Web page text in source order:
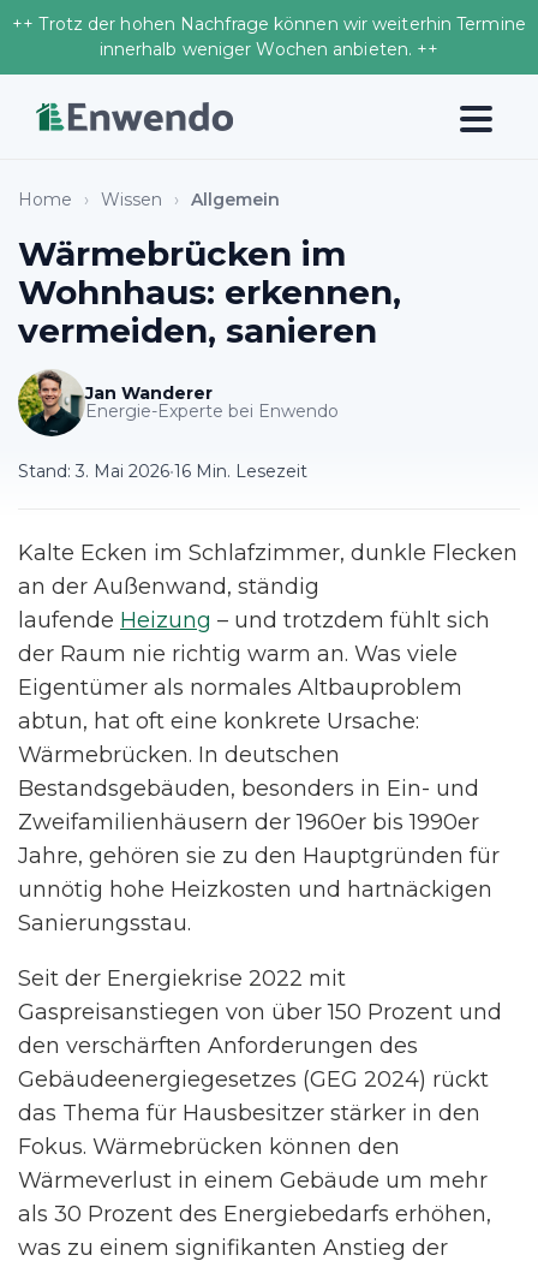
++ Trotz der hohen Nachfrage können wir weiterhin Termine
innerhalb weniger Wochen anbieten. ++
Home › Wissen › Allgemein
Wärmebrücken im
Wohnhaus: erkennen,
vermeiden, sanieren
Jan Wanderer
Energie-Experte bei Enwendo
Stand: 3. Mai 2026•16 Min. Lesezeit
Kalte Ecken im Schlafzimmer, dunkle Flecken
an der Außenwand, ständig
laufende Heizung – und trotzdem fühlt sich
der Raum nie richtig warm an. Was viele
Eigentümer als normales Altbauproblem
abtun, hat oft eine konkrete Ursache:
Wärmebrücken. In deutschen
Bestandsgebäuden, besonders in Ein- und
Zweifamilienhäusern der 1960er bis 1990er
Jahre, gehören sie zu den Hauptgründen für
unnötig hohe Heizkosten und hartnäckigen
Sanierungsstau.
Seit der Energiekrise 2022 mit
Gaspreisanstiegen von über 150 Prozent und
den verschärften Anforderungen des
Gebäudeenergiegesetzes (GEG 2024) rückt
das Thema für Hausbesitzer stärker in den
Fokus. Wärmebrücken können den
Wärmeverlust in einem Gebäude um mehr
als 30 Prozent des Energiebedarfs erhöhen,
was zu einem signifikanten Anstieg der